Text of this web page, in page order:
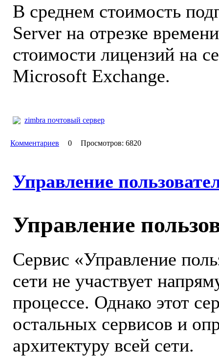
В среднем стоимость
Server на отрезке
стоимости лицензий на
Microsoft Exchange.
zimbra почтовый сервер
Комментариев 0 Просмотров: 6820
Управление
Управление
Сервис «Управление
сети не участвует
процессе. Однако этот
остальных сервисов и
архитектуру всей сети.